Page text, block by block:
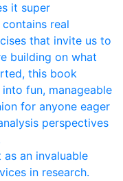
it super
real
that invite us to
building on what
this book
fun, manageable
for anyone eager
perspectives
as an invaluable
in research.